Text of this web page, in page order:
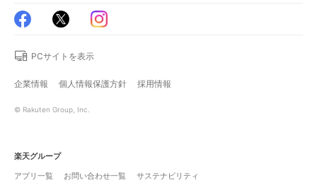
PCサイトを表示
企業情報 個人情報保護方針 採用情報
© Rakuten Group, Inc.
楽天グループ
アプリ一覧
お問い合わせ一覧 サステナビリティ